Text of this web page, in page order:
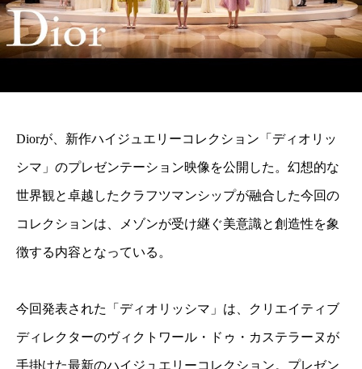
Diorが、新作ハイジュエリーコレクション「ディオリッ
シマ」のプレゼンテーション映像を公開した。幻想的な
世界観と卓越したクラフツマンシップが融合した今回の
コレクションは、メゾンが受け継ぐ美意識と創造性を象
徴する内容となっている。
今回発表された「ディオリッシマ」は、クリエイティブ
ディレクターのヴィクトワール・ドゥ・カステラーヌが
手掛けた最新のハイジュエリーコレクション。プレゼン